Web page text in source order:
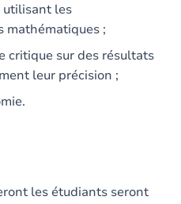
utilisant les
mathématiques ;
critique sur des résultats
leur précision ;
les étudiants seront